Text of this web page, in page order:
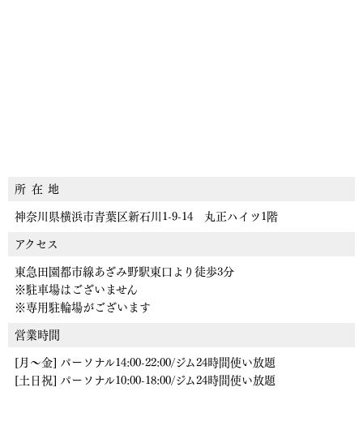
所 在 地
神奈川県横浜市青葉区新石川1-9-14 丸正ハイツ1階
アクセス
東急田園都市線あざみ野駅東口より徒歩3分
※駐車場はございません
※専用駐輪場がございます
営業時間
[月〜金] パーソナル14:00-22:00/ジム24時間使い放題
[土日祝] パーソナル10:00-18:00/ジム24時間使い放題